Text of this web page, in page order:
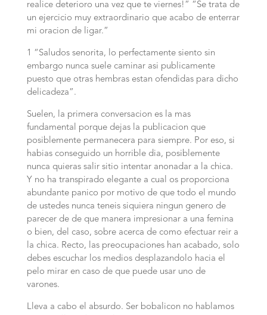
realice deterioro una vez que te viernes!” “Se trata de
un ejercicio muy extraordinario que acabo de enterrar
mi oracion de ligar.”
1 “Saludos senorita, lo perfectamente siento sin
embargo nunca suele caminar asi publicamente
puesto que otras hembras estan ofendidas para dicho
delicadeza”.
Suelen, la primera conversacion es la mas
fundamental porque dejas la publicacion que
posiblemente permanecera para siempre. Por eso, si
habias conseguido un horrible dia, posiblemente
nunca quieras salir sitio intentar anonadar a la chica.
Y no ha transpirado elegante a cual os proporciona
abundante panico por motivo de que todo el mundo
de ustedes nunca teneis siquiera ningun genero de
parecer de de que manera impresionar a una femina
o bien, del caso, sobre acerca de como efectuar reir a
la chica. Recto, las preocupaciones han acabado, solo
debes escuchar los medios desplazandolo hacia el
pelo mirar en caso de que puede usar uno de
varones.
Lleva a cabo el absurdo. Ser bobalicon no hablamos